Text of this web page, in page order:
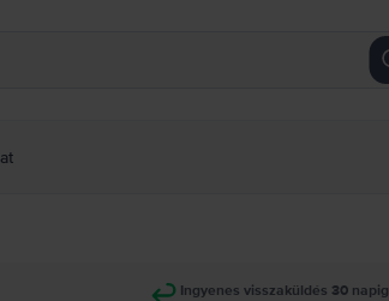
Ingyenes visszaküldés 30 napig